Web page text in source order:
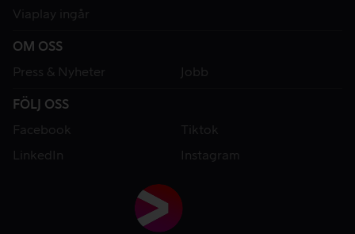
Viaplay ingår
OM OSS
Press & Nyheter
Jobb
FÖLJ OSS
Facebook
Tiktok
LinkedIn
Instagram